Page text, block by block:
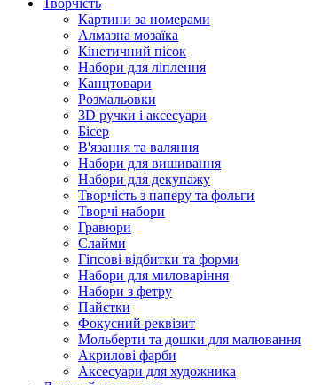
Творчість
Картини за номерами
Алмазна мозаїка
Кінетичний пісок
Набори для ліплення
Канцтовари
Розмальовки
3D ручки і аксесуари
Бісер
В'язання та валяння
Набори для вишивання
Набори для декупажу
Творчість з паперу та фольги
Творчі набори
Гравюри
Слайми
Гіпсові відбитки та форми
Набори для миловаріння
Набори з фетру
Пайєтки
Фокусний реквізит
Мольберти та дошки для малювання
Акрилові фарби
Аксесуари для художника